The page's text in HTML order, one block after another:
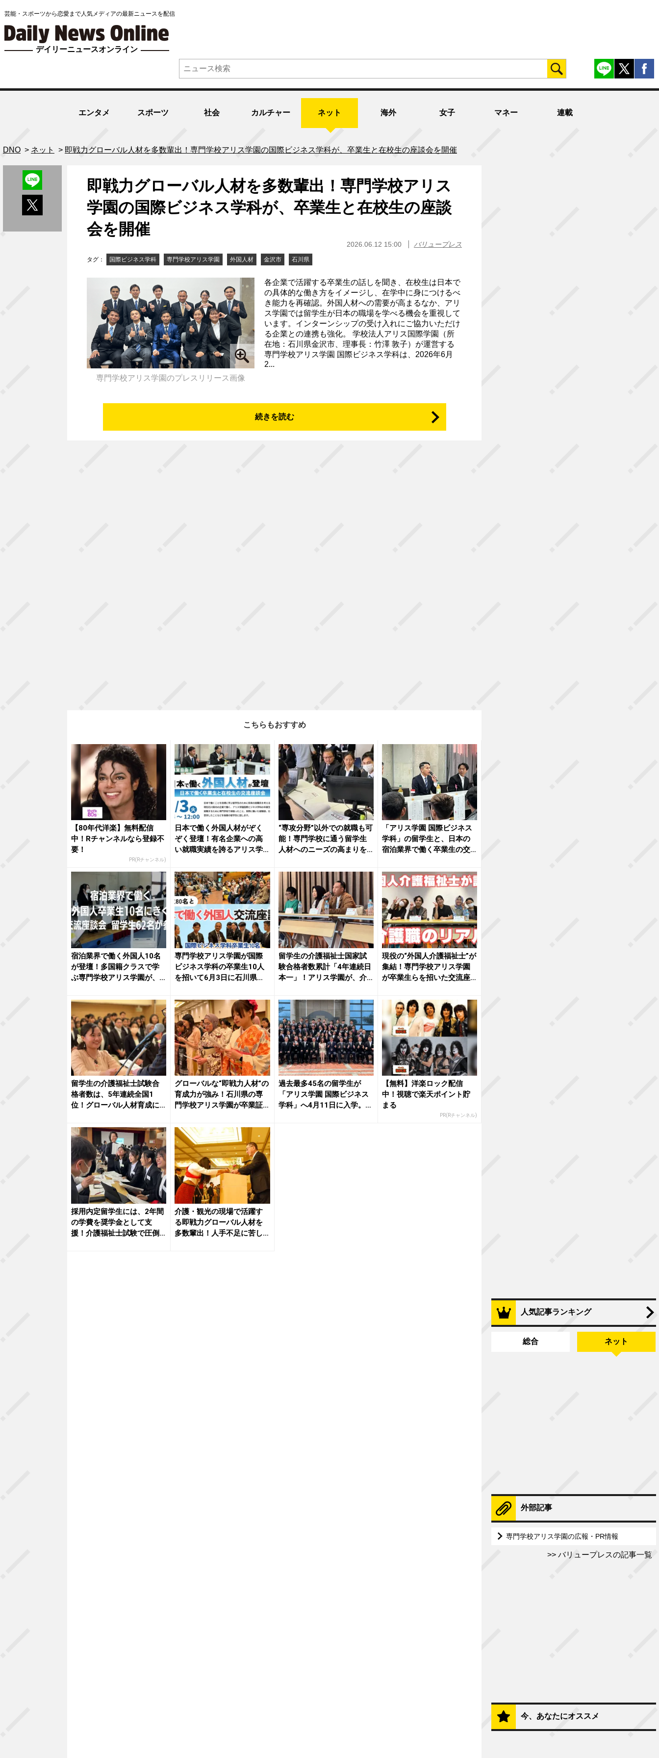
芸能・スポーツから恋愛まで人気メディアの最新ニュースを配信
デイリーニュースオンライン
エンタメ スポーツ 社会 カルチャー ネット 海外 女子 マネー 連載
DNO > ネット > 即戦力グローバル人材を多数輩出！専門学校アリス学園の国際ビジネス学科が、卒業生と在校生の座談会を開催
即戦力グローバル人材を多数輩出！専門学校アリス
学園の国際ビジネス学科が、卒業生と在校生の座談
会を開催
2026.06.12 15:00 バリュープレス
タグ： 国際ビジネス学科 専門学校アリス学園 外国人材 金沢市 石川県
専門学校アリス学園のプレスリリース画像
各企業で活躍する卒業生の話しを聞き、在校生は日本で
の具体的な働き方をイメージし、在学中に身につけるべ
き能力を再確認。外国人材への需要が高まるなか、アリ
ス学園では留学生が日本の職場を学べる機会を重視して
います。インターンシップの受け入れにご協力いただけ
る企業との連携も強化。 学校法人アリス国際学園（所
在地：石川県金沢市、理事長：竹澤 敦子）が運営する
専門学校アリス学園 国際ビジネス学科は、2026年6月
2...
続きを読む
こちらもおすすめ
【80年代洋楽】無料配信
中！Rチャンネルなら登録不
要！
PR(Rチャンネル)
日本で働く外国人材がぞく
ぞく登壇！有名企業への高
い就職実績を誇るアリス学
“専攻分野”以外での就職も可
能！専門学校に通う留学生
人材へのニーズの高まりを
「アリス学園 国際ビジネス
学科」の留学生と、日本の
宿泊業界で働く卒業生の交
宿泊業界で働く外国人10名
が登壇！多国籍クラスで学
ぶ専門学校アリス学園が、
専門学校アリス学園が国際
ビジネス学科の卒業生10人
を招いて6月3日に石川県立
留学生の介護福祉士国家試
験合格者数累計「4年連続日
本一」！アリス学園が、介
現役の“外国人介護福祉士”が
集結！専門学校アリス学園
が卒業生らを招いた交流座
留学生の介護福祉士試験合
格者数は、5年連続全国1
位！グローバル人材育成に
グローバルな“即戦力人材”の
育成力が強み！石川県の専
門学校アリス学園が卒業証
過去最多45名の留学生が
「アリス学園 国際ビジネス
学科」へ4月11日に入学。人
【無料】洋楽ロック配信
中！視聴で楽天ポイント貯
まる
PR(Rチャンネル)
採用内定留学生には、2年間
の学費を奨学金として支
援！介護福祉士試験で圧倒
介護・観光の現場で活躍す
る即戦力グローバル人材を
多数輩出！人手不足に苦し
人気記事ランキング
総合 ネット
外部記事
専門学校アリス学園の広報・PR情報
バリュープレスの記事一覧
今、あなたにオススメ